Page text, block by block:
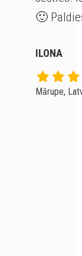
🙂
ILONA
Mārupe,